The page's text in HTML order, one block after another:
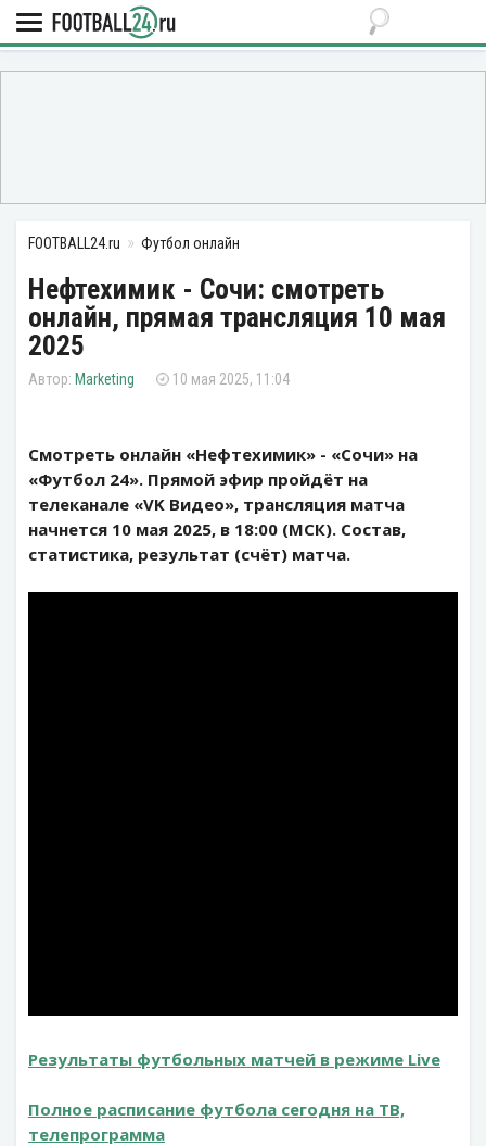
FOOTBALL24.ru Футбол онлайн
Нефтехимик - Сочи: смотреть
онлайн, прямая трансляция 10 мая
2025
Marketing 10 мая 2025, 11:04
Смотреть онлайн «Нефтехимик» - «Сочи» на
«Футбол 24». Прямой эфир пройдёт на
телеканале «VK Видео», трансляция матча
начнется 10 мая 2025, в 18:00 (МСК). Состав,
статистика, результат (счёт) матча.
Результаты футбольных матчей в режиме Live
Полное расписание футбола сегодня на ТВ,
телепрограмма